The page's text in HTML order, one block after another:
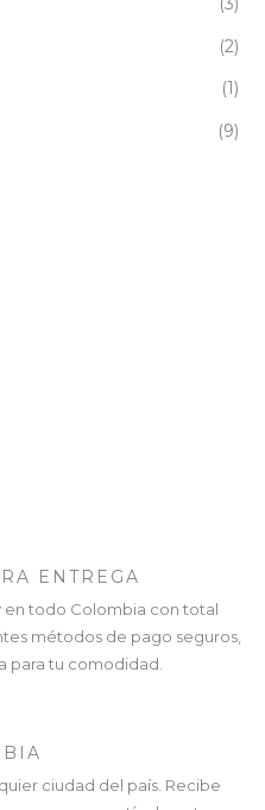
(2)
(1)
(9)
ENTREGA
en todo Colombia con total
métodos de pago seguros,
para tu comodidad.
ciudad del país. Recibe